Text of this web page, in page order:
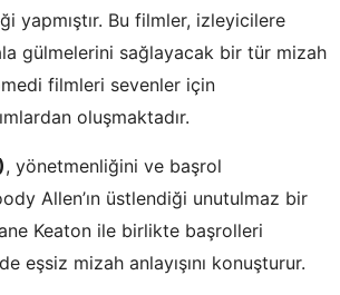
yapmıştır. Bu filmler, izleyicilere
gülmelerini sağlayacak bir tür mizah
filmleri sevenler için
oluşmaktadır.
, yönetmenliğini ve başrol
Allen’ın üstlendiği unutulmaz bir
Keaton ile birlikte başrolleri
eşsiz mizah anlayışını konuşturur.